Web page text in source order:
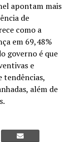
apontam mais
de
como a
em 69,48%
governo é que
e
tendências,
além de